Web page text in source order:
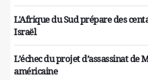
L'Afrique du Sud prépare des
Israël
L’échec du projet d’assassinat de
américaine